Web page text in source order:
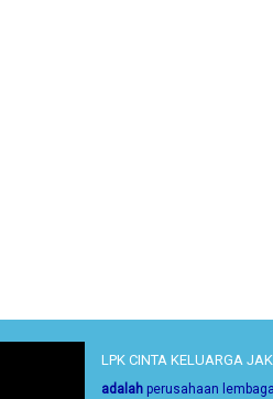
LPK CINTA KELUARGA
adalah perusahaan